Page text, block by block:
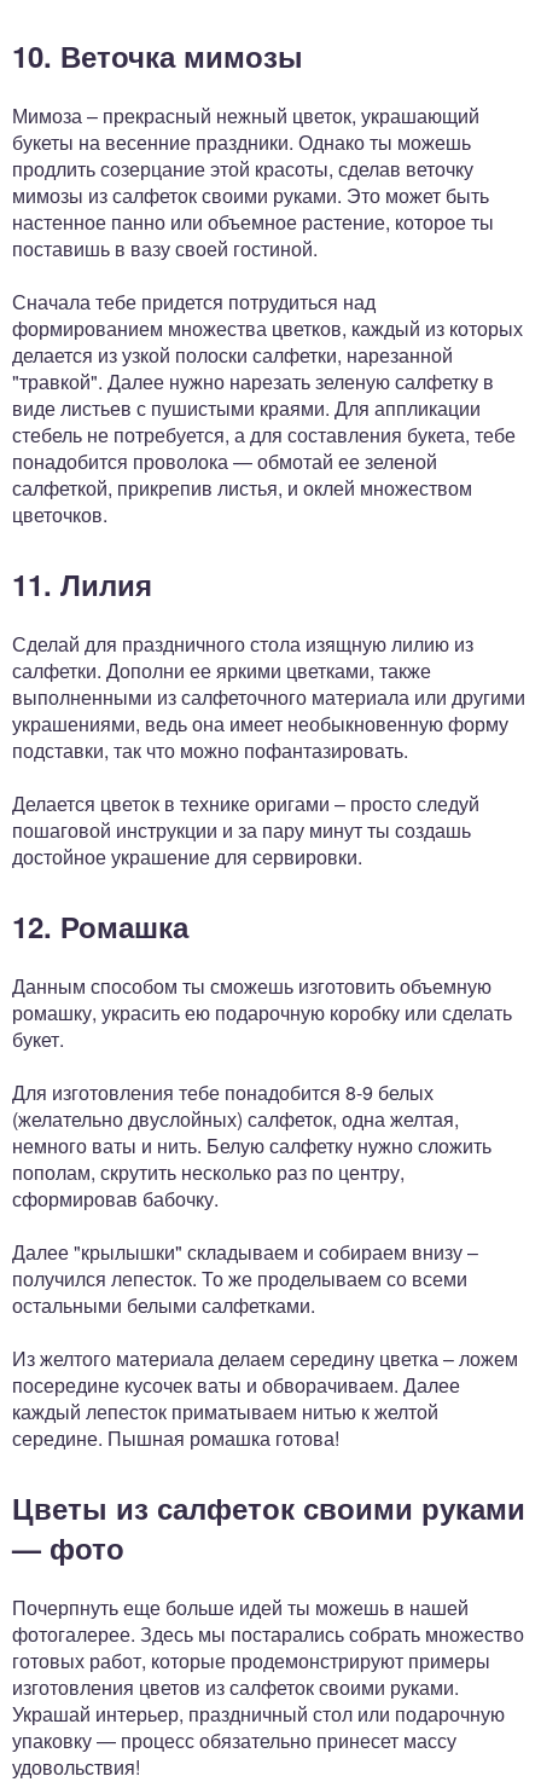
10. Веточка мимозы
Мимоза – прекрасный нежный цветок, украшающий
букеты на весенние праздники. Однако ты можешь
продлить созерцание этой красоты, сделав веточку
мимозы из салфеток своими руками. Это может быть
настенное панно или объемное растение, которое ты
поставишь в вазу своей гостиной.
Сначала тебе придется потрудиться над
формированием множества цветков, каждый из которых
делается из узкой полоски салфетки, нарезанной
"травкой". Далее нужно нарезать зеленую салфетку в
виде листьев с пушистыми краями. Для аппликации
стебель не потребуется, а для составления букета, тебе
понадобится проволока — обмотай ее зеленой
салфеткой, прикрепив листья, и оклей множеством
цветочков.
11. Лилия
Сделай для праздничного стола изящную лилию из
салфетки. Дополни ее яркими цветками, также
выполненными из салфеточного материала или другими
украшениями, ведь она имеет необыкновенную форму
подставки, так что можно пофантазировать.
Делается цветок в технике оригами – просто следуй
пошаговой инструкции и за пару минут ты создашь
достойное украшение для сервировки.
12. Ромашка
Данным способом ты сможешь изготовить объемную
ромашку, украсить ею подарочную коробку или сделать
букет.
Для изготовления тебе понадобится 8-9 белых
(желательно двуслойных) салфеток, одна желтая,
немного ваты и нить. Белую салфетку нужно сложить
пополам, скрутить несколько раз по центру,
сформировав бабочку.
Далее "крылышки" складываем и собираем внизу –
получился лепесток. То же проделываем со всеми
остальными белыми салфетками.
Из желтого материала делаем середину цветка – ложем
посередине кусочек ваты и обворачиваем. Далее
каждый лепесток приматываем нитью к желтой
середине. Пышная ромашка готова!
Цветы из салфеток своими руками
— фото
Почерпнуть еще больше идей ты можешь в нашей
фотогалерее. Здесь мы постарались собрать множество
готовых работ, которые продемонстрируют примеры
изготовления цветов из салфеток своими руками.
Украшай интерьер, праздничный стол или подарочную
упаковку — процесс обязательно принесет массу
удовольствия!